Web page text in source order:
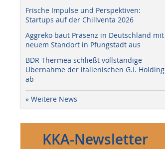
Frische Impulse und Perspektiven:
Startups auf der Chillventa 2026
Aggreko baut Präsenz in Deutschland mit
neuem Standort in Pfungstadt aus
BDR Thermea schließt vollständige
Übernahme der italienischen G.I. Holding
ab
» Weitere News
KKA-Newsletter